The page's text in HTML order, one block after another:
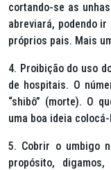
cortando-se as
abreviará, podendo
próprios pais. Mais
4. Proibição do uso
de hospitais. O
“shibô” (morte). O
uma boa ideia
5. Cobrir o umbigo
propósito,